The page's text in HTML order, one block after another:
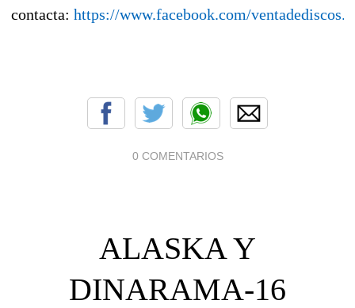
contacta: https://www.facebook.com/
0 COMENTARIOS
ALASKA Y
DINARAMA-16